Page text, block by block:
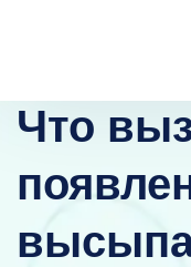
Что